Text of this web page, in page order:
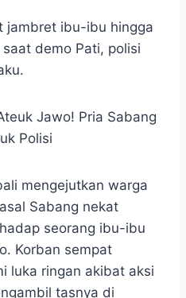
jambret ibu-ibu hingga
demo Pati, polisi
mengejutkan warga
Sabang nekat
seorang ibu-ibu
Korban sempat
luka ringan akibat aksi
tasnya di